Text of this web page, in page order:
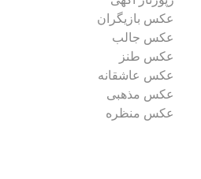
عکس بازیگران
عکس جالب
عکس طنز
عکس عاشقانه
عکس مذهبی
عکس منظره